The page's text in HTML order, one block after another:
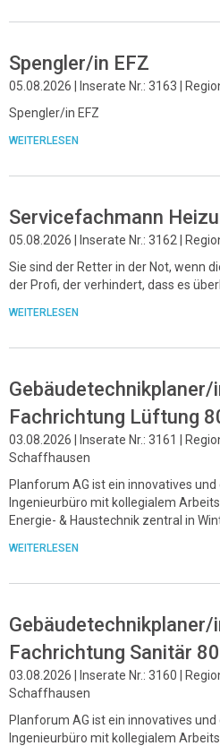
Spengler/in EFZ
05.08.2026 | Inserate Nr.: 3163 |
Spengler/in EFZ
WEITERLESEN
Servicefachmann
05.08.2026 | Inserate Nr.: 3162 |
Sie sind der Retter in der Not, wenn
der Profi, der verhindert, dass es
WEITERLESEN
Gebäudetechnikplaner/
Fachrichtung Lüftung
03.08.2026 | Inserate Nr.: 3161 |
Schaffhausen
Planforum AG ist ein innovatives
Ingenieurbüro mit kollegialem
Energie- & Haustechnik zentral in
WEITERLESEN
Gebäudetechnikplaner/
Fachrichtung Sanitär
03.08.2026 | Inserate Nr.: 3160 |
Schaffhausen
Planforum AG ist ein innovatives
Ingenieurbüro mit kollegialem